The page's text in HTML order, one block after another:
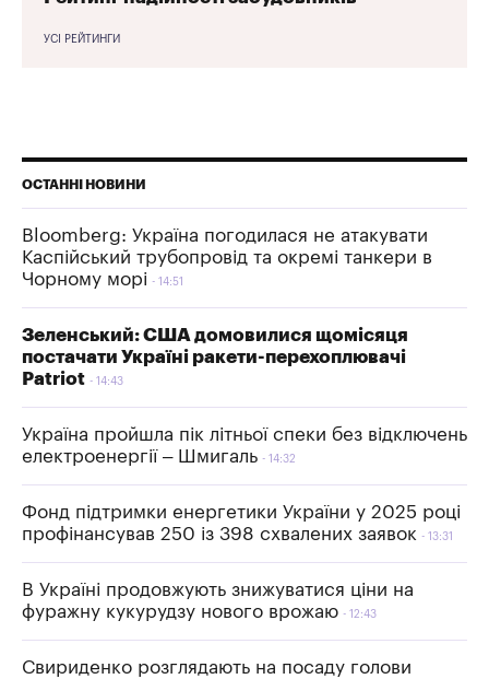
УСІ РЕЙТИНГИ
ОСТАННІ НОВИНИ
Bloomberg: Україна погодилася не атакувати
Каспійський трубопровід та окремі танкери в
Чорному морі
14:51
Зеленський: США домовилися щомісяця
постачати Україні ракети-перехоплювачі
Patriot
14:43
Україна пройшла пік літньої спеки без відключень
електроенергії – Шмигаль
14:32
Фонд підтримки енергетики України у 2025 році
профінансував 250 із 398 схвалених заявок
13:31
В Україні продовжують знижуватися ціни на
фуражну кукурудзу нового врожаю
12:43
Свириденко розглядають на посаду голови